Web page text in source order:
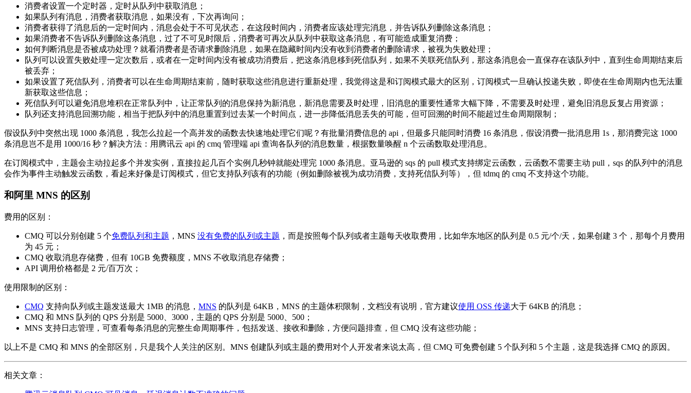
消费者设置一个定时器，定时从队列中获取消息；
如果队列有消息，消费者获取消息，如果没有，下次再询问；
消费者获得了消息后的一定时间内，消息会处于不可见状态，在这段时间内，消费者应该处理完消息，并告诉队列删除这条消息；
如果消费者不告诉队列删除这条消息，过了不可见时限后，消费者可再次从队列中获取这条消息，有可能造成重复消费；
如何判断消息是否被成功处理？就看消费者是否请求删除消息，如果在隐藏时间内没有收到消费者的删除请求，被视为失败处理；
队列可以设置失败处理一定次数后，或者在一定时间内没有被成功消费后，把这条消息移到死信队列，如果不关联死信队列，那这条消息会一直保存在该队列中，直到生命周期结束后
被丢弃；
如果设置了死信队列，消费者可以在生命周期结束前，随时获取这些消息进行重新处理，我觉得这是和订阅模式最大的区别，订阅模式一旦确认投递失败，即使在生命周期内也无法重
新获取这些信息；
死信队列可以避免消息堆积在正常队列中，让正常队列的消息保持为新消息，新消息需要及时处理，旧消息的重要性通常大幅下降，不需要及时处理，避免旧消息反复占用资源；
队列还支持消息回溯功能，相当于把队列中的消息重置到过去某一个时间点，进一步降低消息丢失的可能，但可回溯的时间不能超过生命周期限制；
假设队列中突然出现 1000 条消息，我怎么拉起一个高并发的函数去快速地处理它们呢？有批量消费信息的 api，但最多只能同时消费 16 条消息，假设消费一批消息用 1s，那消费完这 1000
条消息岂不是用 1000/16 秒？解决方法：用腾讯云 api 的 cmq 管理端 api 查询各队列的消息数量，根据数量唤醒 n 个云函数取处理消息。
在订阅模式中，主题会主动拉起多个并发实例，直接拉起几百个实例几秒钟就能处理完 1000 条消息。亚马逊的 sqs 的 pull 模式支持绑定云函数，云函数不需要主动 pull，sqs 的队列中的消息
会作为事件主动触发云函数，看起来好像是订阅模式，但它支持队列该有的功能（例如删除被视为成功消费，支持死信队列等），但 tdmq 的 cmq 不支持这个功能。
和阿里 MNS 的区别
费用的区别：
CMQ 可以分别创建 5 个免费队列和主题 ，MNS 没有免费的队列或主题 ，而是按照每个队列或者主题每天收取费用，比如华东地区的队列是 0.5 元/个/天，如果创建 3 个，那每个月费用
为 45 元；
CMQ 收取消息存储费，但有 10GB 免费额度，MNS 不收取消息存储费；
API 调用价格都是 2 元/百万次；
使用限制的区别：
CMQ 支持向队列或主题发送最大 1MB 的消息， MNS 的队列是 64KB，MNS 的主题体积限制，文档没有说明，官方建议使用 OSS 传递大于 64KB 的消息；
CMQ 和 MNS 队列的 QPS 分别是 5000、3000，主题的 QPS 分别是 5000、500；
MNS 支持日志管理，可查看每条消息的完整生命周期事件，包括发送、接收和删除，方便问题排查，但 CMQ 没有这些功能；
以上不是 CMQ 和 MNS 的全部区别，只是我个人关注的区别。MNS 创建队列或主题的费用对个人开发者来说太高，但 CMQ 可免费创建 5 个队列和 5 个主题，这是我选择 CMQ 的原因。
相关文章：